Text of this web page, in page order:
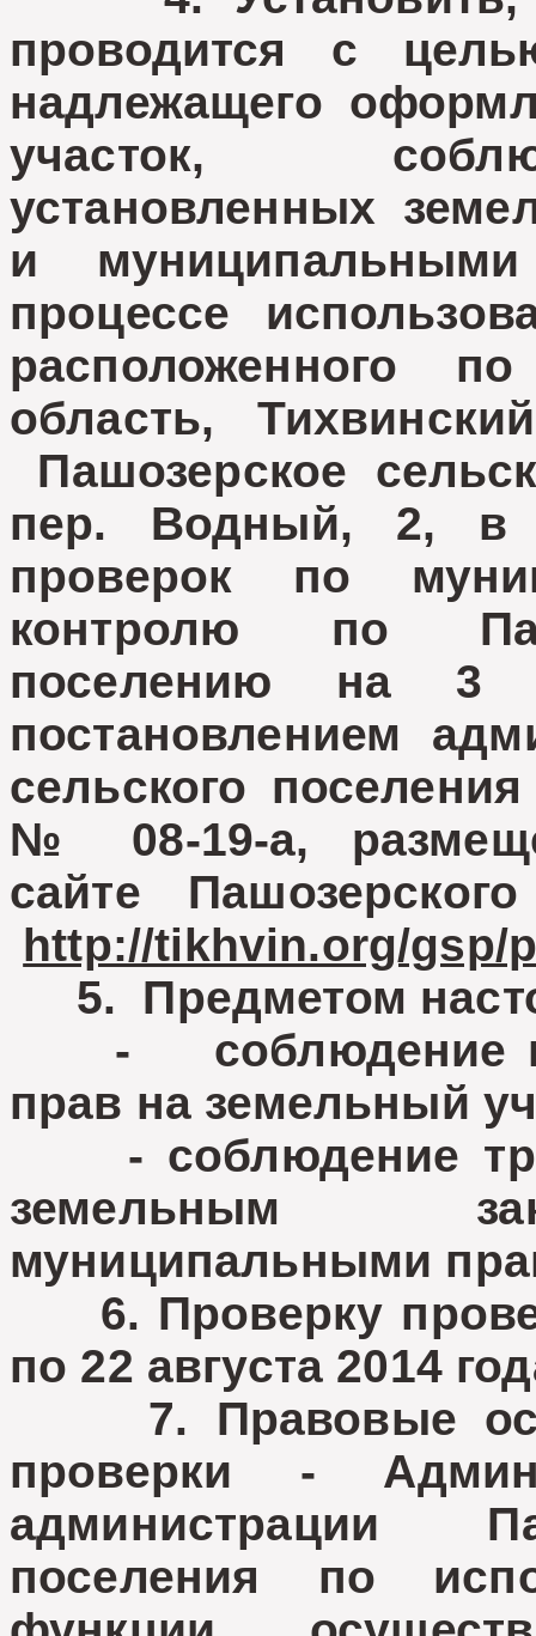
проводится с
надлежащего
участок,
установленных
и
процессе
расположенного
область,
Пашозерское
пер. Водный, 2, в
проверок по
контролю по
поселению на 3
постановлением
сельского
№ 08-19-а,
сайте
http://tikhvin.org/gsp/
5. Предметом
- соблюдение
прав на земельный
- соблюдение
земельным
муниципальными
6. Проверку
по 22 августа 2014
7. Правовые
проверки -
администрации
поселения по